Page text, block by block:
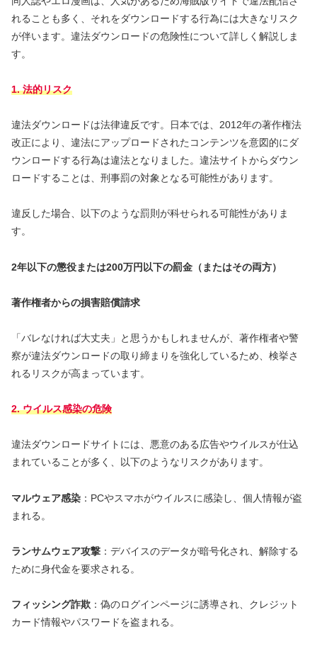
れることも多く、それをダウンロードする行為には大きなリスク
が伴います。違法ダウンロードの危険性について詳しく解説しま
す。
1. 法的リスク
違法ダウンロードは法律違反です。日本では、2012年の著作権法
改正により、違法にアップロードされたコンテンツを意図的にダ
ウンロードする行為は違法となりました。違法サイトからダウン
ロードすることは、刑事罰の対象となる可能性があります。
違反した場合、以下のような罰則が科せられる可能性がありま
す。
2年以下の懲役または200万円以下の罰金（またはその両方）
著作権者からの損害賠償請求
「バレなければ大丈夫」と思うかもしれませんが、著作権者や警
察が違法ダウンロードの取り締まりを強化しているため、検挙さ
れるリスクが高まっています。
2. ウイルス感染の危険
違法ダウンロードサイトには、悪意のある広告やウイルスが仕込
まれていることが多く、以下のようなリスクがあります。
マルウェア感染 ：PCやスマホがウイルスに感染し、個人情報が盗
まれる。
ランサムウェア攻撃 ：デバイスのデータが暗号化され、解除する
ために身代金を要求される。
フィッシング詐欺 ：偽のログインページに誘導され、クレジット
カード情報やパスワードを盗まれる。